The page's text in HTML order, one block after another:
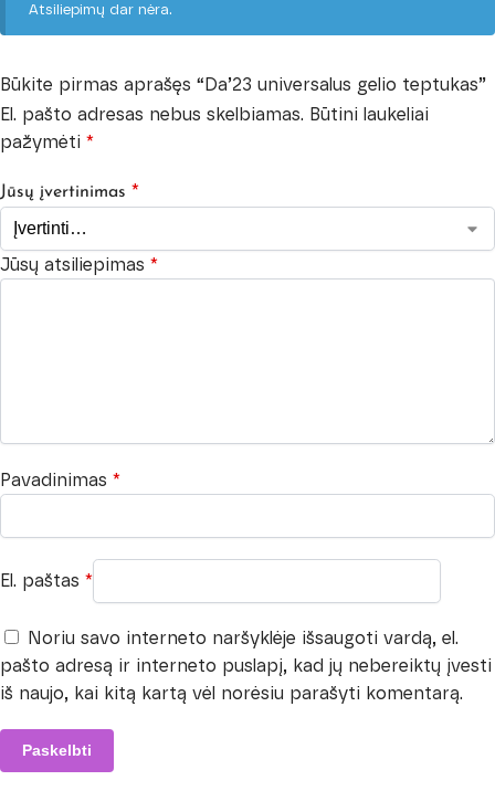
Atsiliepimų dar nėra.
Būkite pirmas aprašęs “Da’23 universalus gelio teptukas”
El. pašto adresas nebus skelbiamas. Būtini laukeliai
pažymėti *
Jūsų įvertinimas *
Jūsų atsiliepimas *
Pavadinimas *
El. paštas *
Noriu savo interneto naršyklėje išsaugoti vardą, el.
pašto adresą ir interneto puslapį, kad jų nebereiktų įvesti
iš naujo, kai kitą kartą vėl norėsiu parašyti komentarą.